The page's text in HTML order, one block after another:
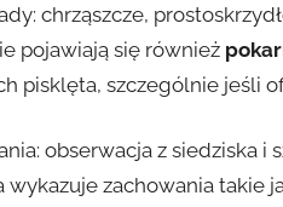
chrząszcze,
pojawiają się również
pisklęta, szczególnie jeśli
obserwacja z siedziska i
wykazuje zachowania takie